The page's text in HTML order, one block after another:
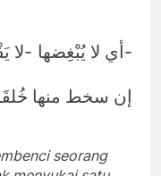
لا- أي لا يُبْغِضها -
إن سخط منها
seorang